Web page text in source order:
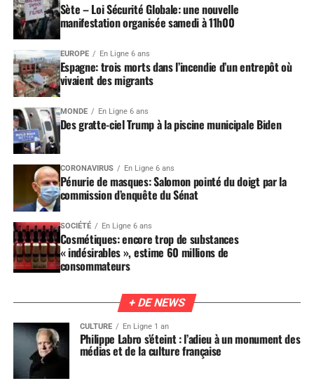
Sète – Loi Sécurité Globale: une nouvelle
manifestation organisée samedi à 11h00
EUROPE En Ligne 6 ans
Espagne: trois morts dans l’incendie d’un entrepôt où
vivaient des migrants
MONDE En Ligne 6 ans
Des gratte-ciel Trump à la piscine municipale Biden
CORONAVIRUS En Ligne 6 ans
Pénurie de masques: Salomon pointé du doigt par la
commission d’enquête du Sénat
SOCIÉTÉ En Ligne 6 ans
Cosmétiques: encore trop de substances
« indésirables », estime 60 millions de
consommateurs
+ DE NEWS
CULTURE En Ligne 1 an
Philippe Labro s’éteint : l’adieu à un monument des
médias et de la culture française